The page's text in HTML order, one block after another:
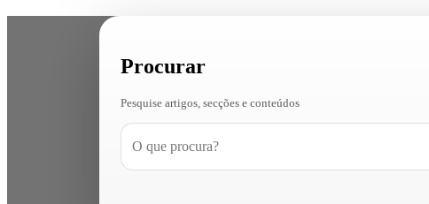
Procurar
Pesquise artigos, secções e conteúdos